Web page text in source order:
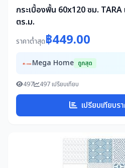
กระเบื้องพื้น 60x120 ซม. TARA
ตร.ม.
ราคาต่ำสุด฿449.00
Mega Home ถูกสุด
497 497 เปรียบเทียบ
เปรียบเทียบร